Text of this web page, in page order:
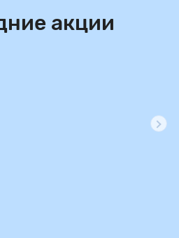
акции